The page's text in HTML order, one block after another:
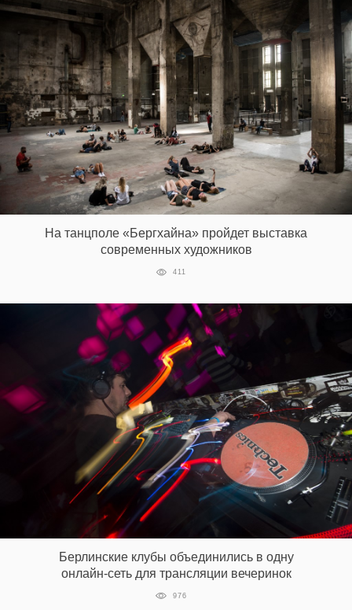
На танцполе «Бергхайна» пройдет выставка
современных художников
411
Берлинские клубы объединились в одну
онлайн-сеть для трансляции вечеринок
976